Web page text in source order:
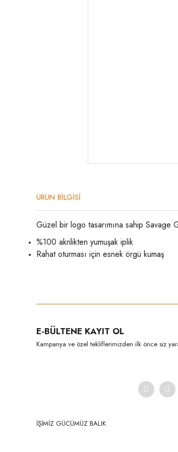
ÜRÜN BİLGİSİ
Güzel bir logo tasarımına sahip Savage
%100 akrilikten yumuşak iplik
Rahat oturması için esnek örgü kumaş
Ürün açıklamasında eksik bilgiler bulunuyor.
Ürün bilgilerinde hatalar bulunuyor.
E-BÜLTENE KAYIT OL
Kampanya ve özel tekliflerimizden ilk önce siz
İŞİMİZ GÜCÜMÜZ BALIK